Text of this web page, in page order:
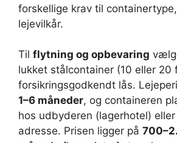
forskellige krav til
lejevilkår.
Til flytning og opbevaring
lukket stålcontainer (10 eller 20
forsikringsgodkendt lås.
1–6 måneder, og containeren
hos udbyderen (lagerhotel)
adresse. Prisen ligger på